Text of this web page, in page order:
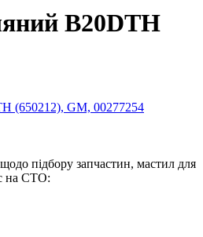
B20DTH
підбору запчастин, мастил для
на СТО: